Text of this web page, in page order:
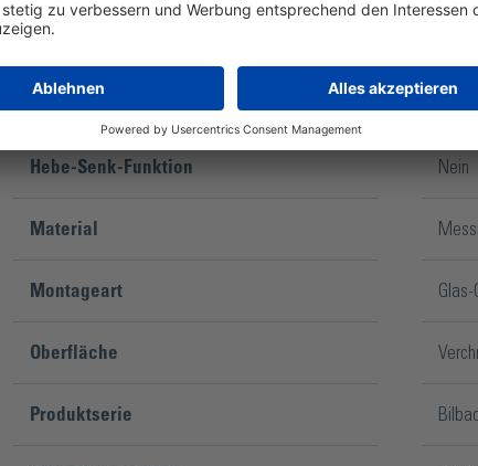
Glanzgrad
Hebe-Senk-Funktion Nein
Material
Montageart Glas-
Oberfläche
Produktserie